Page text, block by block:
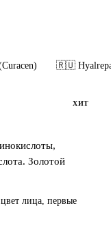
🇷🇺
ХИТ
Золотой
лица, первые